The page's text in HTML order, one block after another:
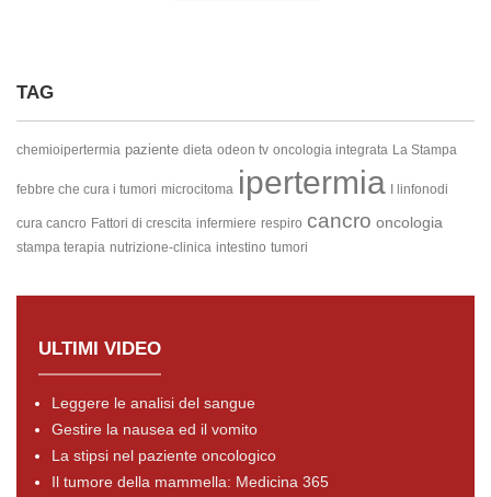
TAG
chemioipertermia paziente dieta odeon tv oncologia integrata La Stampa
febbre che cura i tumori microcitoma ipertermia I linfonodi
cura cancro Fattori di crescita infermiere respiro cancro oncologia
stampa terapia nutrizione-clinica intestino tumori
ULTIMI VIDEO
Leggere le analisi del sangue
Gestire la nausea ed il vomito
La stipsi nel paziente oncologico
Il tumore della mammella: Medicina 365